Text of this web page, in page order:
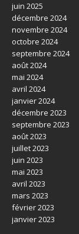
juin 2025
décembre 2024
novembre 2024
octobre 2024
septembre 2024
août 2024
mai 2024
avril 2024
janvier 2024
décembre 2023
septembre 2023
août 2023
juillet 2023
juin 2023
mai 2023
avril 2023
mars 2023
février 2023
janvier 2023